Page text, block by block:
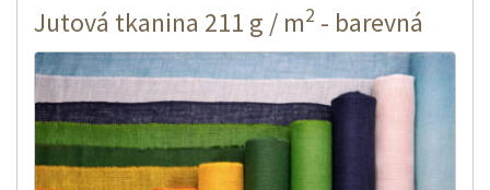
Jutová tkanina 211 g / m2 - barevná